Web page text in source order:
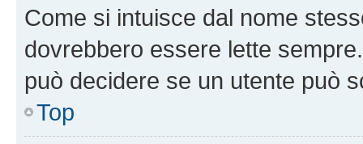
Come si intuisce dal nome
dovrebbero essere lette
può decidere se un utente può
Top